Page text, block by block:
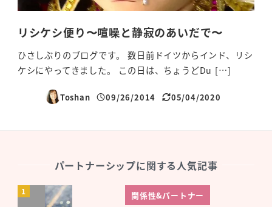
リシケシ便り〜喧噪と静寂のあいだで〜
ひさしぶりのブログです。 数日前ドイツからインド、リシ
ケシにやってきました。 この日は、ちょうどDu […]
Toshan
投稿日
09/26/2014
更新日
05/04/2020
パートナーシップに関する人気記事
関係性&パートナー